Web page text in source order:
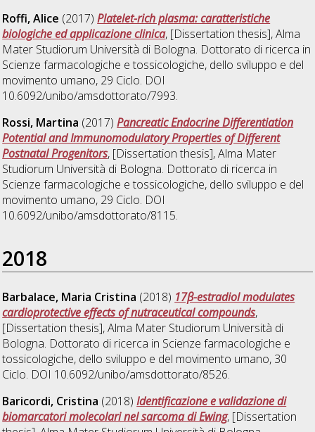
Roffi, Alice (2017)Platelet-rich plasma: caratteristiche
biologiche ed applicazione clinica, [Dissertation thesis], Alma
Mater Studiorum Università di Bologna. Dottorato di ricerca in
Scienze farmacologiche e tossicologiche, dello sviluppo e del
movimento umano, 29 Ciclo. DOI
10.6092/unibo/amsdottorato/7993.
Rossi, Martina (2017)Pancreatic Endocrine Differentiation
Potential and Immunomodulatory Properties of Different
Postnatal Progenitors, [Dissertation thesis], Alma Mater
Studiorum Università di Bologna. Dottorato di ricerca in
Scienze farmacologiche e tossicologiche, dello sviluppo e del
movimento umano, 29 Ciclo. DOI
10.6092/unibo/amsdottorato/8115.
2018
Barbalace, Maria Cristina (2018) 17β-estradiol modulates
cardioprotective effects of nutraceutical compounds,
[Dissertation thesis], Alma Mater Studiorum Università di
Bologna. Dottorato di ricerca in Scienze farmacologiche e
tossicologiche, dello sviluppo e del movimento umano, 30
Ciclo. DOI 10.6092/unibo/amsdottorato/8526.
Baricordi, Cristina (2018)Identificazione e validazione di
biomarcatori molecolari nel sarcoma di Ewing, [Dissertation